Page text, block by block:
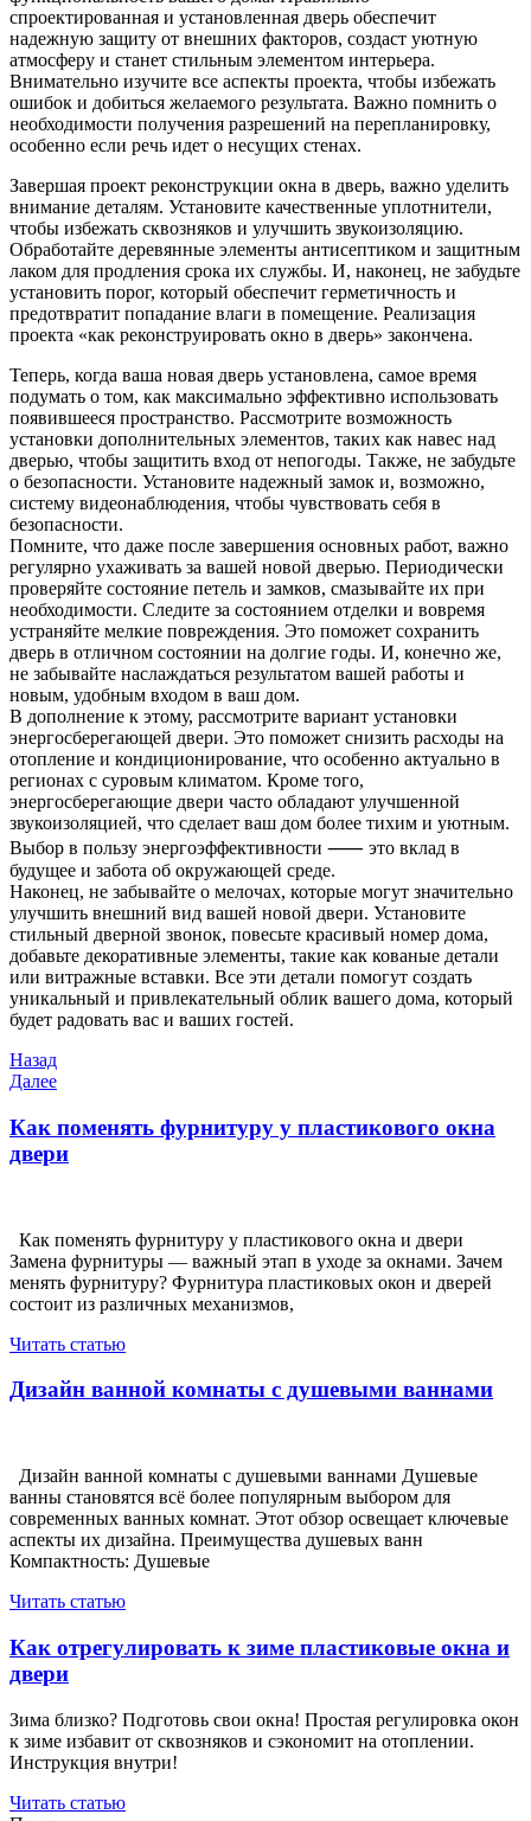
спроектированная и установленная дверь обеспечит
надежную защиту от внешних факторов, создаст уютную
атмосферу и станет стильным элементом интерьера.
Внимательно изучите все аспекты проекта, чтобы избежать
ошибок и добиться желаемого результата. Важно помнить о
необходимости получения разрешений на перепланировку,
особенно если речь идет о несущих стенах.
Завершая проект реконструкции окна в дверь, важно уделить
внимание деталям. Установите качественные уплотнители,
чтобы избежать сквозняков и улучшить звукоизоляцию.
Обработайте деревянные элементы антисептиком и защитным
лаком для продления срока их службы. И, наконец, не забудьте
установить порог, который обеспечит герметичность и
предотвратит попадание влаги в помещение. Реализация
проекта «как реконструировать окно в дверь» закончена.
Теперь, когда ваша новая дверь установлена, самое время
подумать о том, как максимально эффективно использовать
появившееся пространство. Рассмотрите возможность
установки дополнительных элементов, таких как навес над
дверью, чтобы защитить вход от непогоды. Также, не забудьте
о безопасности. Установите надежный замок и, возможно,
систему видеонаблюдения, чтобы чувствовать себя в
безопасности.
Помните, что даже после завершения основных работ, важно
регулярно ухаживать за вашей новой дверью. Периодически
проверяйте состояние петель и замков, смазывайте их при
необходимости. Следите за состоянием отделки и вовремя
устраняйте мелкие повреждения. Это поможет сохранить
дверь в отличном состоянии на долгие годы. И, конечно же,
не забывайте наслаждаться результатом вашей работы и
новым, удобным входом в ваш дом.
В дополнение к этому, рассмотрите вариант установки
энергосберегающей двери. Это поможет снизить расходы на
отопление и кондиционирование, что особенно актуально в
регионах с суровым климатом. Кроме того,
энергосберегающие двери часто обладают улучшенной
звукоизоляцией, что сделает ваш дом более тихим и уютным.
Выбор в пользу энергоэффективности ⸺ это вклад в
будущее и забота об окружающей среде.
Наконец, не забывайте о мелочах, которые могут значительно
улучшить внешний вид вашей новой двери. Установите
стильный дверной звонок, повесьте красивый номер дома,
добавьте декоративные элементы, такие как кованые детали
или витражные вставки. Все эти детали помогут создать
уникальный и привлекательный облик вашего дома, который
будет радовать вас и ваших гостей.
Навигация
по
записям
Предыдущая
запись
Назад
Следующая
Далее
Как поменять фурнитуру у пластикового окна
двери
Как поменять фурнитуру у пластикового окна и двери
Замена фурнитуры — важный этап в уходе за окнами. Зачем
менять фурнитуру? Фурнитура пластиковых окон и дверей
состоит из различных механизмов,
Читать статью
Дизайн ванной комнаты с душевыми ваннами
Дизайн ванной комнаты с душевыми ваннами Душевые
ванны становятся всё более популярным выбором для
современных ванных комнат. Этот обзор освещает ключевые
аспекты их дизайна. Преимущества душевых ванн
Компактность: Душевые
Читать статью
Как отрегулировать к зиме пластиковые окна и
двери
Зима близко? Подготовь свои окна! Простая регулировка окон
к зиме избавит от сквозняков и сэкономит на отоплении.
Инструкция внутри!
Читать статью